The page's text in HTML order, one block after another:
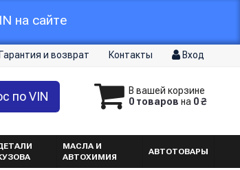
на сайте
Гарантия и возврат Контакты Вход
В вашей корзине
0 товаров на 0 ₴
по VIN
МАСЛА И
АВТОХИМИЯ
АВТОТОВАРЫ